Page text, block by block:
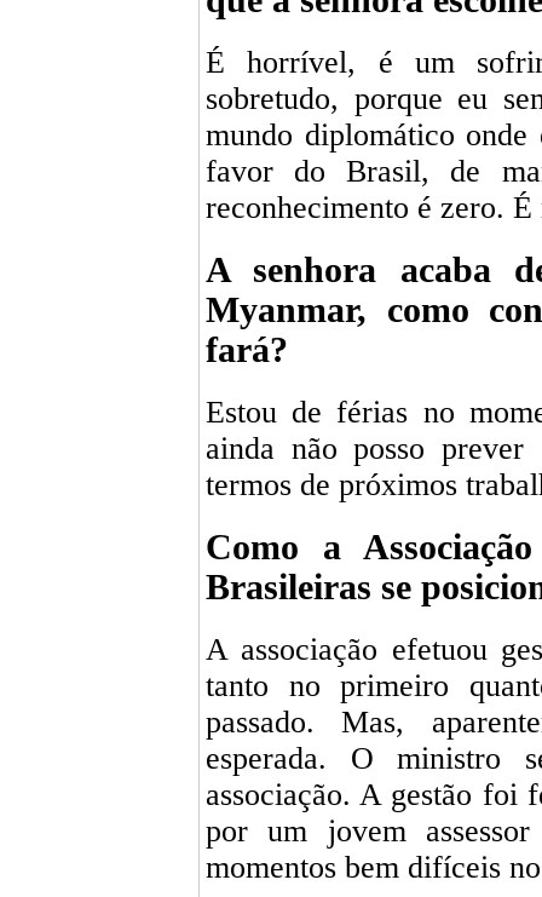
É horrível, é um
sobretudo, porque eu
mundo diplomático onde
favor do Brasil, de
reconhecimento é zero.
A senhora acaba
Myanmar, como
fará?
Estou de férias no
ainda não posso
termos de próximos
Como a
Brasileiras se
A associação efetuou
tanto no primeiro
passado. Mas,
esperada. O ministro
associação. A gestão foi
por um jovem
momentos bem difíceis